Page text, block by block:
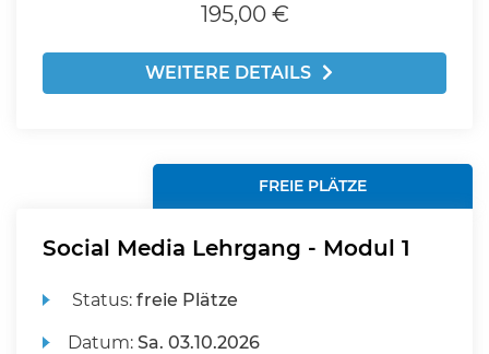
195,00 €
WEITERE DETAILS
FREIE PLÄTZE
Social Media Lehrgang - Modul 1
Status:freie Plätze
Datum:Sa. 03.10.2026